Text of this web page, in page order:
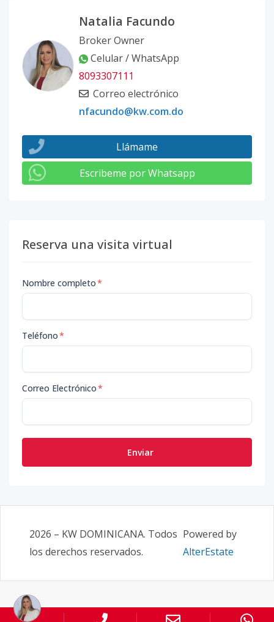
Natalia Facundo
Broker Owner
Celular / WhatsApp
8093307111
Correo electrónico
nfacundo@kw.com.do
Llámame
Escribeme por Whatsapp
Reserva una visita virtual
Nombre completo*
Teléfono*
Correo Electrónico*
Enviar
2026 – KW DOMINICANA. Todos
los derechos reservados.
Powered by
AlterEstate